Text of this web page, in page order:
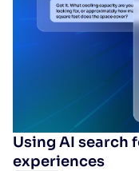
Using AI search
experiences